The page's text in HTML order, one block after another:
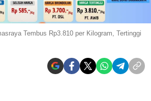
Tembus Rp3.810 per Kilogram, Tertinggi